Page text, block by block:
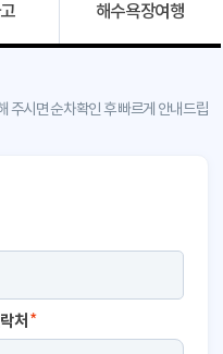
해수욕장여행
주시면 순차확인 후 빠르게 안내드립
처 *